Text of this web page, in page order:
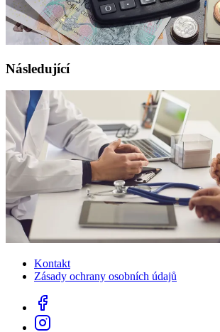
Následující
Kontakt
Zásady ochrany osobních údajů